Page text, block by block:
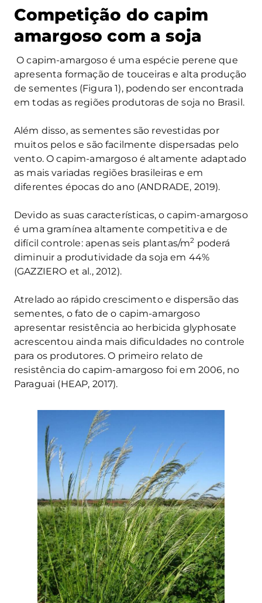
Competição do capim
amargoso com a soja
O capim-amargoso é uma espécie perene que
apresenta formação de touceiras e alta produção
de sementes (Figura 1), podendo ser encontrada
em todas as regiões produtoras de soja no Brasil.
Além disso, as sementes são revestidas por
muitos pelos e são facilmente dispersadas pelo
vento. O capim-amargoso é altamente adaptado
as mais variadas regiões brasileiras e em
diferentes épocas do ano (ANDRADE, 2019).
Devido as suas características, o capim-amargoso
é uma gramínea altamente competitiva e de
difícil controle: apenas seis plantas/m2 poderá
diminuir a produtividade da soja em 44%
(GAZZIERO et al., 2012).
Atrelado ao rápido crescimento e dispersão das
sementes, o fato de o capim-amargoso
apresentar resistência ao herbicida glyphosate
acrescentou ainda mais dificuldades no controle
para os produtores. O primeiro relato de
resistência do capim-amargoso foi em 2006, no
Paraguai (HEAP, 2017).